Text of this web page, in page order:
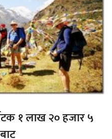
१ लाख २० हजार ५